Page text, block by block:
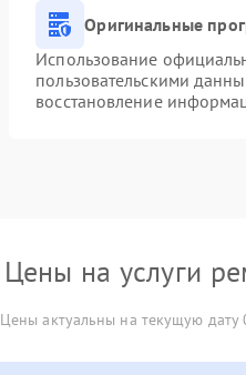
Оригинальные
Использование
пользовательскими
восстановление
Цены на услуги
Цены актуальны на текущую дату